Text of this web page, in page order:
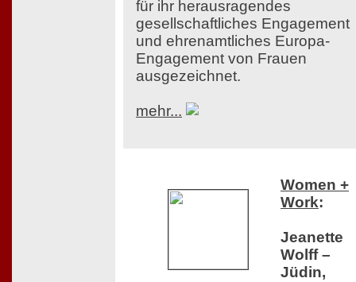
für ihr herausragendes
gesellschaftliches Engagement
und ehrenamtliches Europa-
Engagement von Frauen
ausgezeichnet.
mehr...
Women +
Work:
Jeanette
Wolff –
Jüdin,